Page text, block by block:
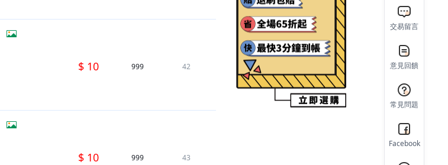
$ 10 999 42
$ 10 999 43
【荒野亂鬥 Brawl Stars 】代練1,600
【荒野亂鬥 Brawl Stars 】代練400元
【Garena 傳說對決】代練2,930元
【Garena 傳說對決】代儲2,900元
【航海王熱血航線 】帳號820元
【愛奇藝】代儲170元
【三角洲行動 】帳號200元
交易留言
意見回饋
常見問題
Facebook